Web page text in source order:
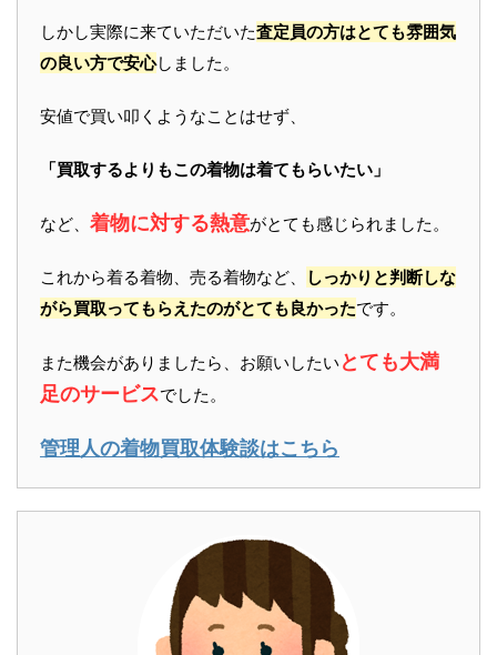
しかし実際に来ていただいた査定員の方はとても雰囲気
の良い方で安心しました。
安値で買い叩くようなことはせず、
「買取するよりもこの着物は着てもらいたい」
など、 着物に対する熱意がとても感じられました。
これから着る着物、売る着物など、
しっかりと判断しな
がら買取ってもらえたのがとても良かったです。
また機会がありましたら、お願いしたい とても大満
足のサービスでした。
管理人の着物買取体験談はこちら